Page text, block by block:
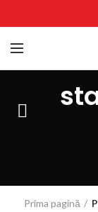
Prima pagină